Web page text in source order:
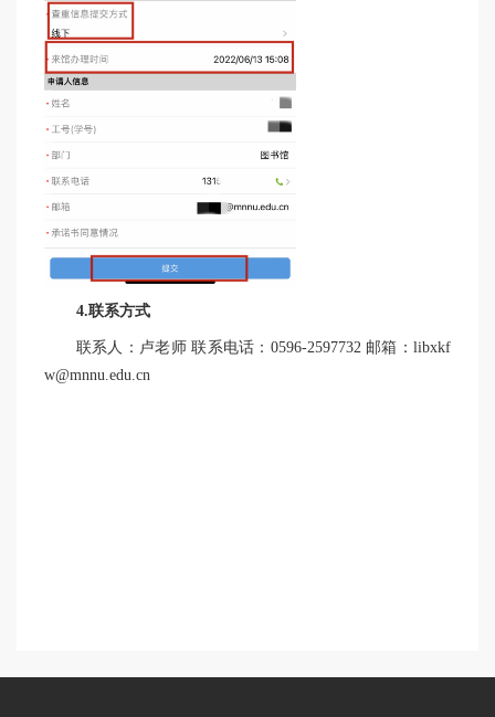
4.联系方式
联系人：卢老师 联系电话：0596-2597732 邮箱：libxkf
w@mnnu.edu.cn